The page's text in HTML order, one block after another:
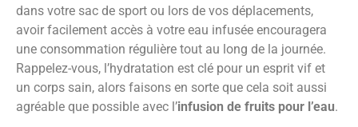
dans votre sac de sport ou lors de vos déplacements,
avoir facilement accès à votre eau infusée encouragera
une consommation régulière tout au long de la journée.
Rappelez-vous, l’hydratation est clé pour un esprit vif et
un corps sain, alors faisons en sorte que cela soit aussi
agréable que possible avec l’infusion de fruits pour l’eau.